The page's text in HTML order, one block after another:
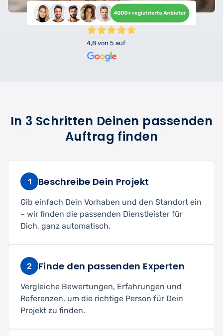
4,8 von 5 auf
In 3 Schritten Deinen passenden
Auftrag finden
1 Beschreibe Dein Projekt
Gib einfach Dein Vorhaben und den Standort ein
– wir finden die passenden Dienstleister für
Dich, ganz automatisch.
2 Finde den passenden Experten
Vergleiche Bewertungen, Erfahrungen und
Referenzen, um die richtige Person für Dein
Projekt zu finden.